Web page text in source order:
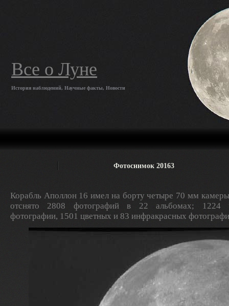
Все о Луне
История наблюдений, Научные факты, Новости
Фотоснимок 20163
Корабль Аполлон 16 имел на борту четыре 70 мм
отснято 2808 фотографий в 22 альбомах; 1224
фотографии, 1501 цветных и 83 инфракрасных